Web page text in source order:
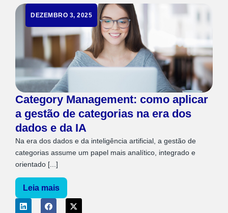
DEZEMBRO 3, 2025
Category Management: como aplicar
a gestão de categorias na era dos
dados e da IA
Na era dos dados e da inteligência artificial, a gestão de
categorias assume um papel mais analítico, integrado e
orientado [...]
Leia mais